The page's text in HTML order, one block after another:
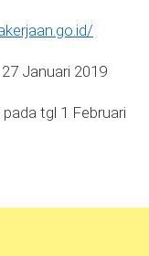
Januari 2019
tgl 1 Februari